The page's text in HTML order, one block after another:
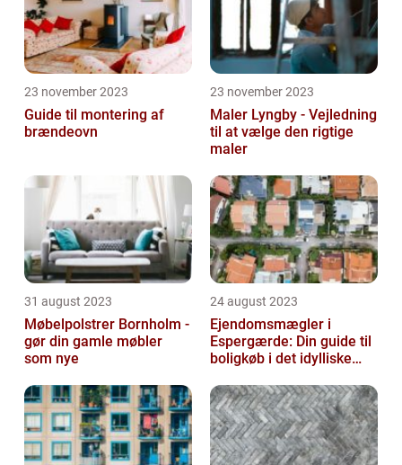
23 november 2023
Guide til montering af
brændeovn
23 november 2023
Maler Lyngby - Vejledning
til at vælge den rigtige
maler
31 august 2023
Møbelpolstrer Bornholm -
gør din gamle møbler
som nye
24 august 2023
Ejendomsmægler i
Espergærde: Din guide til
boligkøb i det idylliske